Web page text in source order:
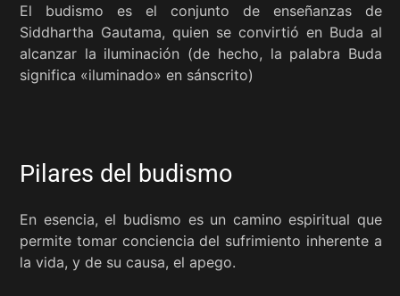
El budismo es el conjunto de enseñanzas de
Siddhartha Gautama, quien se convirtió en Buda al
alcanzar la iluminación (de hecho, la palabra Buda
significa «iluminado» en sánscrito)
Pilares del budismo
En esencia, el budismo es un camino espiritual que
permite tomar conciencia del sufrimiento inherente a
la vida, y de su causa, el apego.